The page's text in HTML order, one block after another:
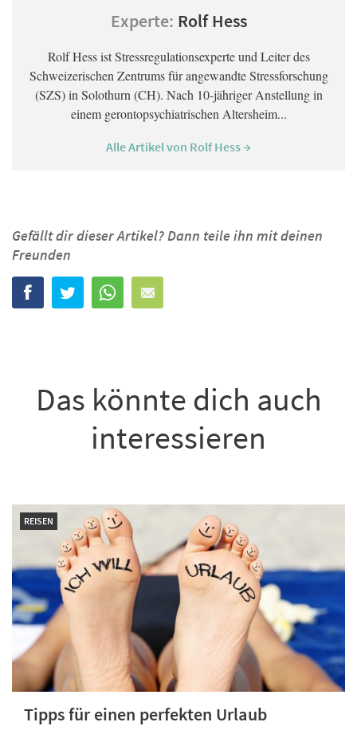
Experte: Rolf Hess
Rolf Hess ist Stressregulationsexperte und Leiter des
Schweizerischen Zentrums für angewandte Stressforschung
(SZS) in Solothurn (CH). Nach 10-jähriger Anstellung in
einem gerontopsychiatrischen Altersheim...
Alle Artikel von Rolf Hess →
Gefällt dir dieser Artikel? Dann teile ihn mit deinen
Freunden
Das könnte dich auch
interessieren
REISEN
Tipps für einen perfekten Urlaub